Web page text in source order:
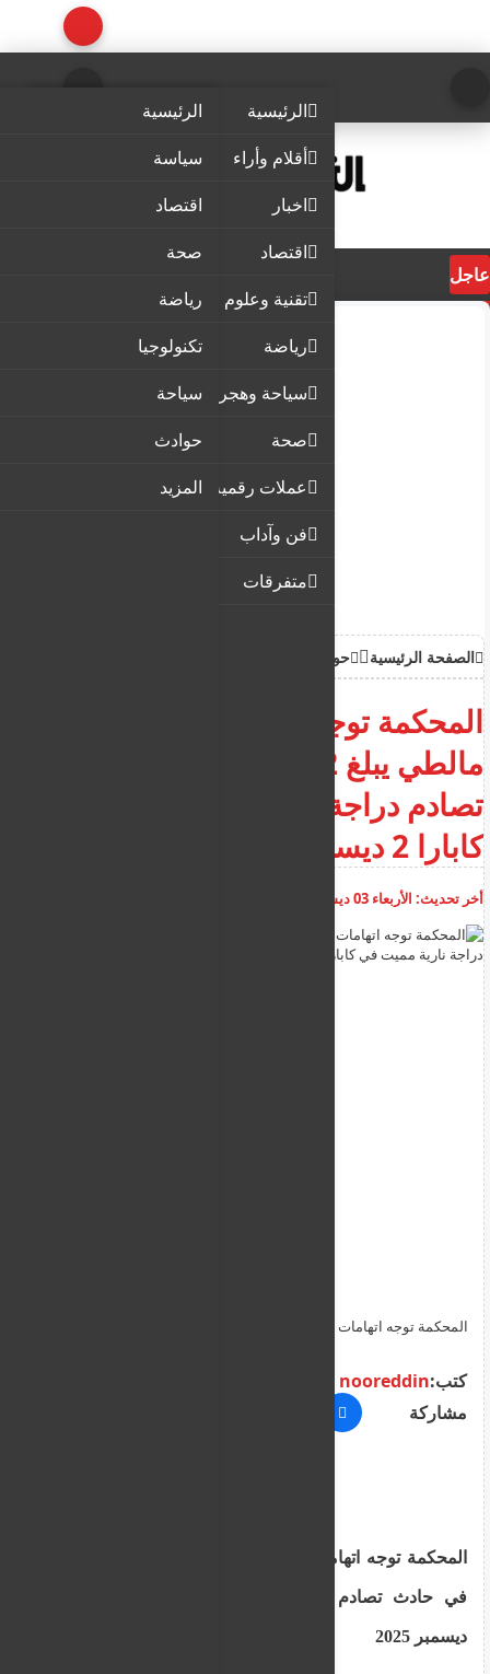
الرئيسية
أقلام وأراء
اخبار
اقتصاد
تقنية وعلوم
رياضة
سياحة وهجرة
صحة
عملات رقمية
فن وآداب
متفرقات
الرئيسية
سياسة
اقتصاد
صحة
رياضة
تكنولوجيا
سياحة
حوادث
المزيد
عاجل
الصفحة الرئيسية حوادث
المحكمة توجه اتهامات لجندي
تصادم دراجة نارية مميت في
كابارا 2 ديسمبر 2025
أخر تحديث: الأربعاء 03 ديسمبر 2025
كتب:nooreddin
مشاركة
في حادث تصادم دراجة نارية مميت في كابارا
ديسمبر 2025